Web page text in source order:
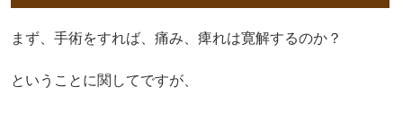
まず、手術をすれば、痛み、痺れは寛解するのか？
ということに関してですが、